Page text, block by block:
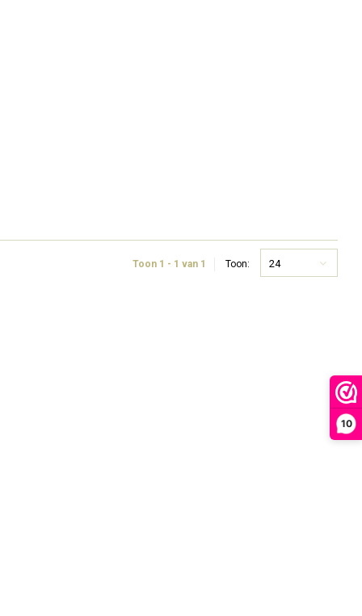
10
Toon 1 - 1 van 1 Toon: 24